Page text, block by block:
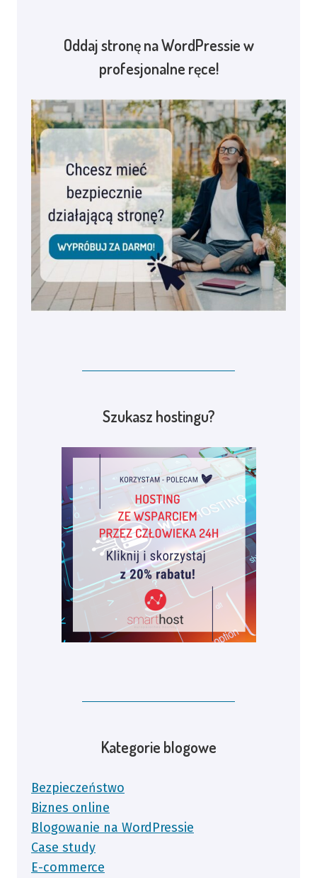
Oddaj stronę na WordPressie w
profesjonalne ręce!
Szukasz hostingu?
Kategorie blogowe
Bezpieczeństwo
Biznes online
Blogowanie na WordPressie
Case study
E-commerce